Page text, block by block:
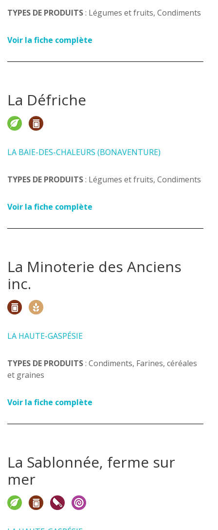
TYPES DE PRODUITS: Légumes et fruits, Condiments
Voir la fiche complète
La Défriche
LA BAIE-DES-CHALEURS (BONAVENTURE)
TYPES DE PRODUITS: Légumes et fruits, Condiments
Voir la fiche complète
La Minoterie des Anciens
inc.
LA HAUTE-GASPÉSIE
TYPES DE PRODUITS: Condiments, Farines, céréales
et graines
Voir la fiche complète
La Sablonnée, ferme sur
mer